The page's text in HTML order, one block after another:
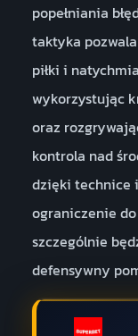
popełniania
taktyka
piłki i
wykorzystując
oraz
kontrola nad
dzięki technice
ograniczenie
szczególnie
defensywny